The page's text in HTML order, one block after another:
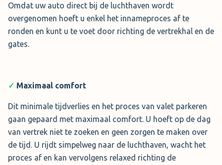
Boek nu →
Omdat uw auto direct bij de luchthaven wordt
overgenomen hoeft u enkel het innameproces af te
ronden en kunt u te voet door richting de vertrekhal en de
gates.
✓ Maximaal comfort
Dit minimale tijdverlies en het proces van valet parkeren
gaan gepaard met maximaal comfort. U hoeft op de dag
van vertrek niet te zoeken en geen zorgen te maken over
de tijd. U rijdt simpelweg naar de luchthaven, wacht het
proces af en kan vervolgens relaxed richting de